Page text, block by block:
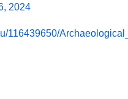
2024
116439650/